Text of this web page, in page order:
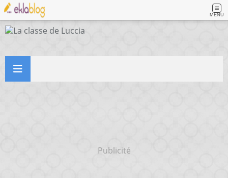
MENU
Publicité